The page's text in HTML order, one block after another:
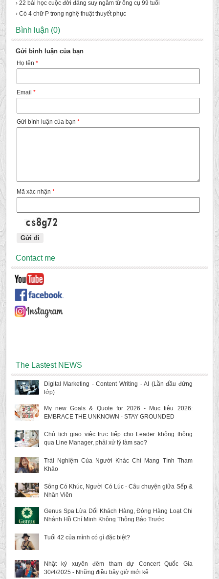
› 22 bài học cuộc đời đáng suy ngẫm từ ông cụ 99 tuổi
› Có 4 chữ P trong nghệ thuật thuyết phục
Bình luận (0)
Gửi bình luận của bạn
Họ tên *
Email *
Gửi bình luận của bạn *
Mã xác nhận *
Contact me
The Lastest NEWS
Digital Marketing - Content Writing - AI (Lần đầu đứng
lớp)
My new Goals & Quote for 2026 - Mục tiêu 2026:
EMBRACE THE UNKNOWN - STAY GROUNDED
Chủ tịch giao việc trực tiếp cho Leader không thông
qua Line Manager, phải xử lý làm sao?
Trải Nghiệm Của Người Khác Chỉ Mang Tính Tham
Khảo
Sông Có Khúc, Người Có Lúc - Câu chuyện giữa Sếp &
Nhân Viên
Genus Spa Lừa Dối Khách Hàng, Đóng Hàng Loạt Chi
Nhánh Hồ Chí Minh Không Thông Báo Trước
Tuổi 42 của mình có gì đặc biệt?
Nhật ký xuyên đêm tham dự Concert Quốc Gia
30/4/2025 - Những điều bây giờ mới kể